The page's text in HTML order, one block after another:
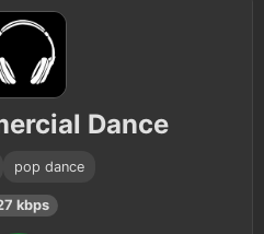
Dance
pop dance
kbps